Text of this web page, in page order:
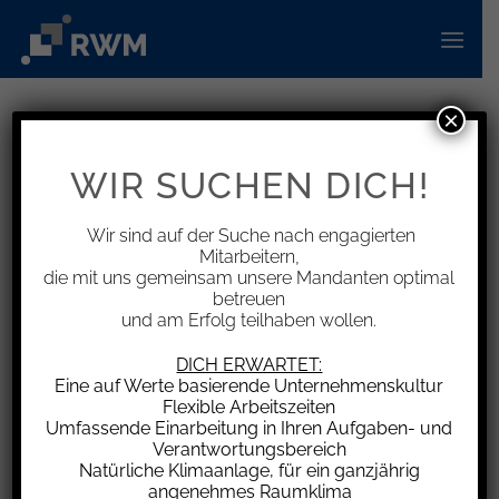
Inhalt
springen
Fehlende Absicherung der
Baustelle – Behörde in der Pflicht
Das Oberlandesgericht Celle (OLG) musste
klären, wer für einen Schaden verantwortlich ist,
der durch eine fehlende Beschilderung an einer
Baustelle verursacht wurde. In dem Fall fuhr ein
Mann mit seinem Pkw auf der XY-Straße hinter
einer Straßenbahn her in einen
Baustellenbereich. Dort kam es zu einem Unfall,
WIR SUCHEN DICH!
Wir sind auf der Suche nach engagierten
Mitarbeitern,
die mit uns gemeinsam unsere Mandanten optimal
betreuen
und am Erfolg teilhaben wollen.
DICH ERWARTET:
Eine auf Werte basierende Unternehmenskultur
Flexible Arbeitszeiten
Umfassende Einarbeitung in Ihren Aufgaben- und
Verantwortungsbereich
Natürliche Klimaanlage, für ein ganzjährig
angenehmes Raumklima
×